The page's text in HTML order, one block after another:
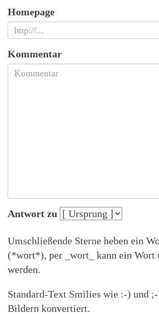
Homepage
Kommentar
Antwort zu
Umschließende Sterne heben ein
(*wort*), per _wort_ kann ein Wort
werden.
Standard-Text Smilies wie :-) und
Bildern konvertiert.